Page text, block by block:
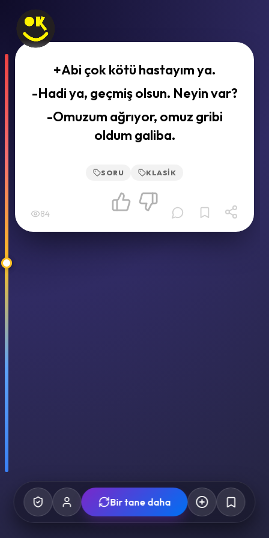
+Abi çok kötü hastayım ya.
-Hadi ya, geçmiş olsun. Neyin var?
-Omuzum ağrıyor, omuz gribi
oldum galiba.
SORU KLASIK
84
Bir tane daha